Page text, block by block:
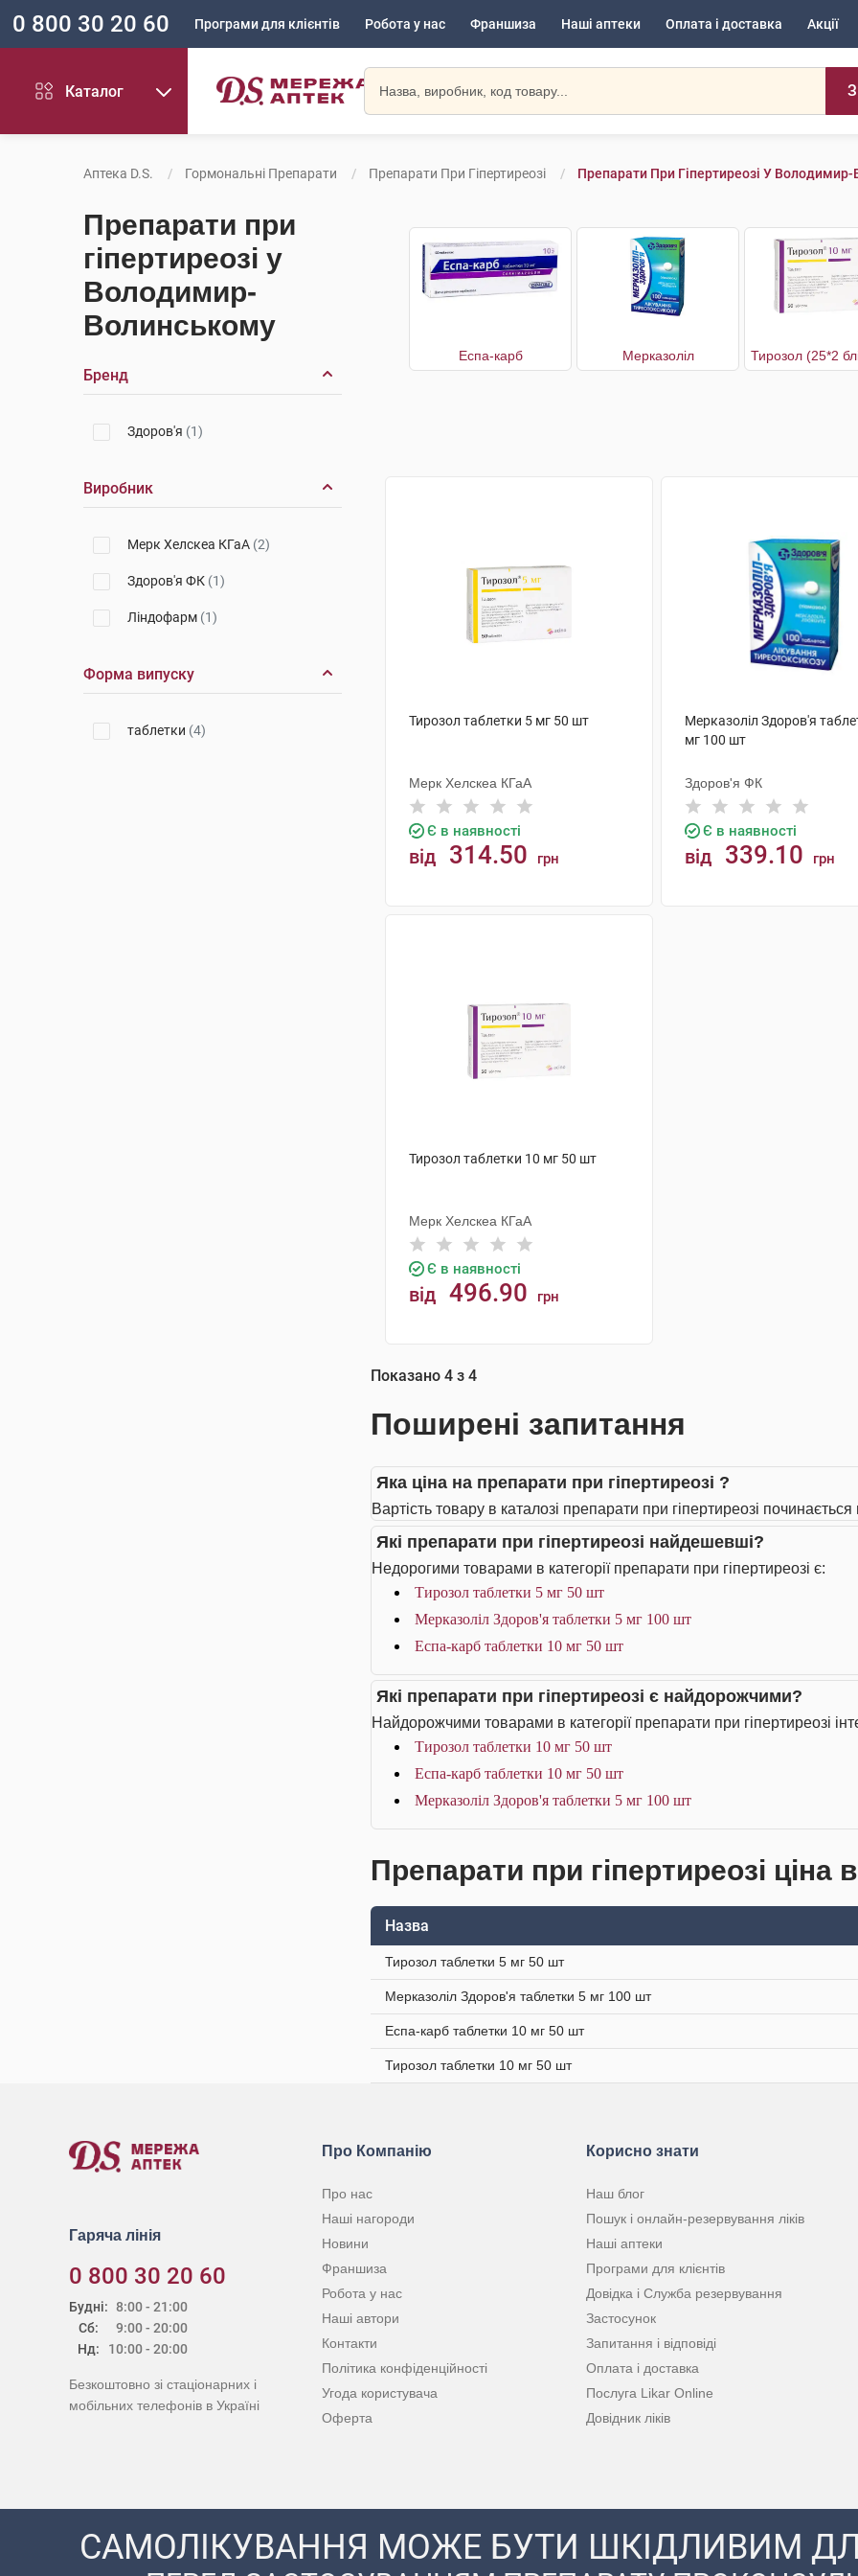
0 800 30 20 60 Програми для клієнтів Робота у нас Франшиза Наші аптеки Оплата і доставка Акції
Каталог
Аптека D.S. Гормональні Препарати Препарати При Гіпертиреозі Препарати При Гіпертиреозі У
Препарати при
гіпертиреозі у
Володимир-
Волинському
Бренд
Здоров'я (1)
Виробник
Мерк Хелскеа КГаА (2)
Здоров'я ФК (1)
Ліндофарм (1)
Форма випуску
таблетки (4)
Еспа-карб Мерказоліл Тирозол (25*2
Тирозол таблетки 5 мг 50 шт
Мерк Хелскеа КГаА
Є в наявності
від 314.50 грн
Мерказоліл Здоров'я
мг 100 шт
Здоров'я ФК
Є в наявності
від 339.10 грн
Тирозол таблетки 10 мг 50 шт
Мерк Хелскеа КГаА
Є в наявності
від 496.90 грн
Показано 4 з 4
Поширені запитання
Яка ціна на препарати при гіпертиреозі ?
Вартість товару в каталозі препарати при гіпертиреозі починається
Які препарати при гіпертиреозі найдешевші?
Недорогими товарами в категорії препарати при гіпертиреозі є:
Тирозол таблетки 5 мг 50 шт
Мерказоліл Здоров'я таблетки 5 мг 100 шт
Еспа-карб таблетки 10 мг 50 шт
Які препарати при гіпертиреозі є найдорожчими?
Найдорожчими товарами в категорії препарати при гіпертиреозі
Тирозол таблетки 10 мг 50 шт
Еспа-карб таблетки 10 мг 50 шт
Мерказоліл Здоров'я таблетки 5 мг 100 шт
Препарати при гіпертиреозі ціна
Назва
Тирозол таблетки 5 мг 50 шт
Мерказоліл Здоров'я таблетки 5 мг 100 шт
Еспа-карб таблетки 10 мг 50 шт
Тирозол таблетки 10 мг 50 шт
Гаряча лінія
0 800 30 20 60
Будні:
Сб:
Нд:
8:00 - 21:00
9:00 - 20:00
10:00 - 20:00
Безкоштовно зі стаціонарних і
мобільних телефонів в Україні
Про Компанію
Про нас
Наші нагороди
Новини
Франшиза
Робота у нас
Наші автори
Контакти
Політика конфіденційності
Угода користувача
Оферта
Корисно знати
Наш блог
Пошук і онлайн-резервування ліків
Наші аптеки
Програми для клієнтів
Довідка і Служба резервування
Застосунок
Запитання і відповіді
Оплата і доставка
Послуга Likar Online
Довідник ліків
САМОЛІКУВАННЯ МОЖЕ БУТИ ШКІДЛИВИМ